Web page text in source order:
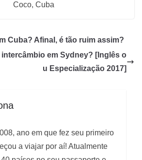
Coco, Cuba
Cuba? Afinal, é tão ruim assim?
em Sydney? [Inglês o
u Especialização 2017]
ano em que fez seu primeiro
a viajar por aí! Atualmente